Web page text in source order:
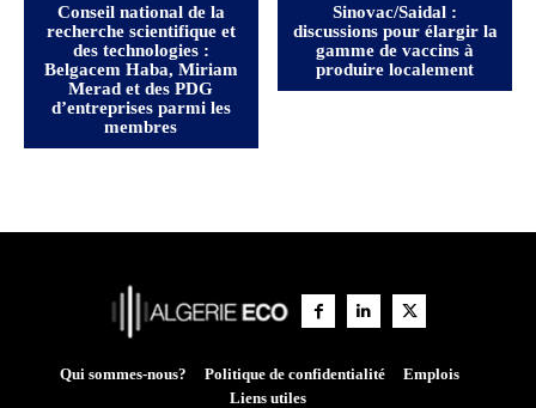
Conseil national de la
recherche scientifique et
des technologies :
Belgacem Haba, Miriam
Merad et des PDG
d’entreprises parmi les
membres
Sinovac/Saidal :
discussions pour élargir la
gamme de vaccins à
produire localement
Qui sommes-nous? Politique de confidentialité
Emplois
Liens utiles